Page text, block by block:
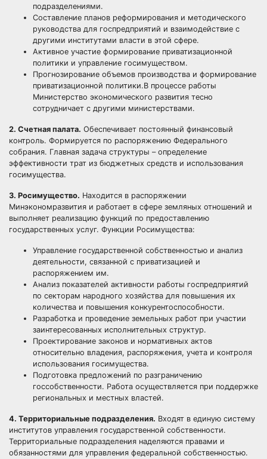
подразделениями.
Составление планов реформирования и методического
руководства для госпредприятий и взаимодействие с
другими институтами власти в этой сфере.
Активное участие формирование приватизационной
политики и управление госимуществом.
Прогнозирование объемов производства и формирование
приватизационной политики.В процессе работы
Министерство экономического развития тесно
сотрудничает с другими министерствами.
2. Счетная палата. Обеспечивает постоянный финансовый
контроль. Формируется по распоряжению Федерального
собрания. Главная задача структуры – определение
эффективности трат из бюджетных средств и использования
госимущества.
3. Росимущество. Находится в распоряжении
Минэкономразвития и работает в сфере земляных отношений и
выполняет реализацию функций по предоставлению
государственных услуг. Функции Росимущества:
Управление государственной собственностью и анализ
деятельности, связанной с приватизацией и
распоряжением им.
Анализ показателей активности работы госпредприятий
по секторам народного хозяйства для повышения их
количества и повышения конкурентоспособности.
Разработка и проведение земельных работ при участии
заинтересованных исполнительных структур.
Проектирование законов и нормативных актов
относительно владения, распоряжения, учета и контроля
использования госимущества.
Подготовка предложений по разграничению
госсобственности. Работа осуществляется при поддержке
региональных и местных властей.
4. Территориальные подразделения. Входят в единую систему
институтов управления государственной собственности.
Территориальные подразделения наделяются правами и
обязанностями для управления федеральной собственностью.